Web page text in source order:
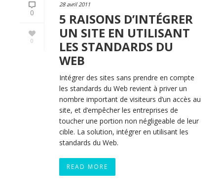
0
0
28 avril 2011
5 RAISONS D’INTÉGRER
UN SITE EN UTILISANT
LES STANDARDS DU
WEB
Intégrer des sites sans prendre en compte
les standards du Web revient à priver un
nombre important de visiteurs d’un accès au
site, et d’empêcher les entreprises de
toucher une portion non négligeable de leur
cible. La solution, intégrer en utilisant les
standards du Web.
READ MORE